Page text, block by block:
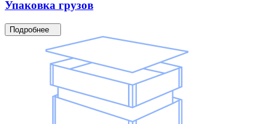
Упаковка грузов
Подробнее